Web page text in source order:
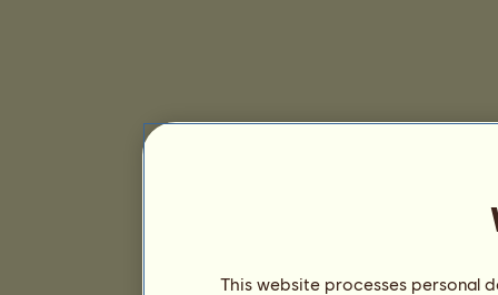
This website processes personal